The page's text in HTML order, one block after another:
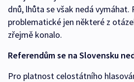
dnů, lhůta se však nedá vymáhat.
problematické jen některé z
zřejmě konalo.
Referendům se na Slovensku
Pro platnost celostátního